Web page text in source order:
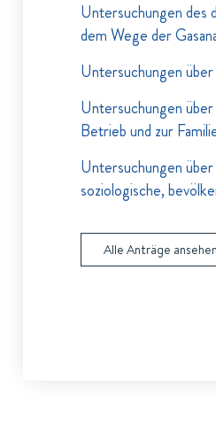
Untersuchungen des
dem Wege der
Untersuchungen
Untersuchungen
Betrieb und zur
Untersuchungen
soziologische,
Alle Anträge